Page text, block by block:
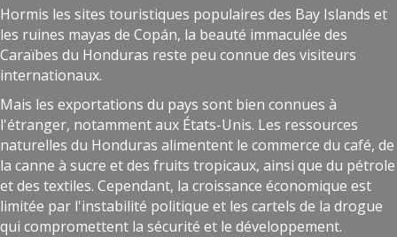
Hormis les sites touristiques populaires des Bay Islands et
les ruines mayas de Copán, la beauté immaculée des
Caraïbes du Honduras reste peu connue des visiteurs
internationaux.
Mais les exportations du pays sont bien connues à
l'étranger, notamment aux États-Unis. Les ressources
naturelles du Honduras alimentent le commerce du café, de
la canne à sucre et des fruits tropicaux, ainsi que du pétrole
et des textiles. Cependant, la croissance économique est
limitée par l'instabilité politique et les cartels de la drogue
qui compromettent la sécurité et le développement.